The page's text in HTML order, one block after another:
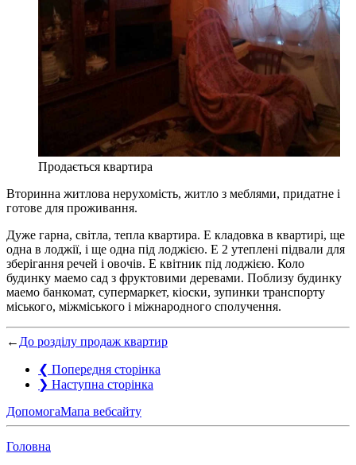
Продається квартира
Вторинна житлова нерухомість, житло з меблями, придатне і
готове для проживання.
Дуже гарна, світла, тепла квартира. Е кладовка в квартирі, ще
одна в лоджії, і ще одна під лоджією. Е 2 утеплені підвали для
зберігання речей і овочів. Е квітник під лоджією. Коло
будинку маемо сад з фруктовими деревами. Поблизу будинку
маемо банкомат, супермаркет, кіоски, зупинки транспорту
міського, міжміського і міжнародного сполучення.
← До розділу продаж квартир
❮ Попередня сторінка
❯ Наступна сторінка
ДопомогаМапа вебсайту
Головна